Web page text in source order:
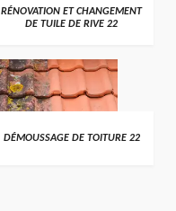
RÉNOVATION ET CHANGEMENT
DE TUILE DE RIVE 22
DÉMOUSSAGE DE TOITURE 22